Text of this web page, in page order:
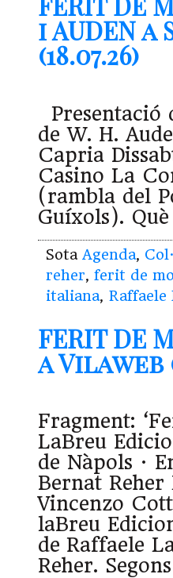
i AUDEN
(18.07.26)
Presentació
de W. H.
Capria
Casino La
(rambla del
Guíxols).
Sota Agenda,
reher, ferit de
italiana, Raffaele
FERIT DE
a Vilaweb
Fragment:
LaBreu
de Nàpols ·
Bernat
Vincenzo
laBreu
de Raffaele
Reher.